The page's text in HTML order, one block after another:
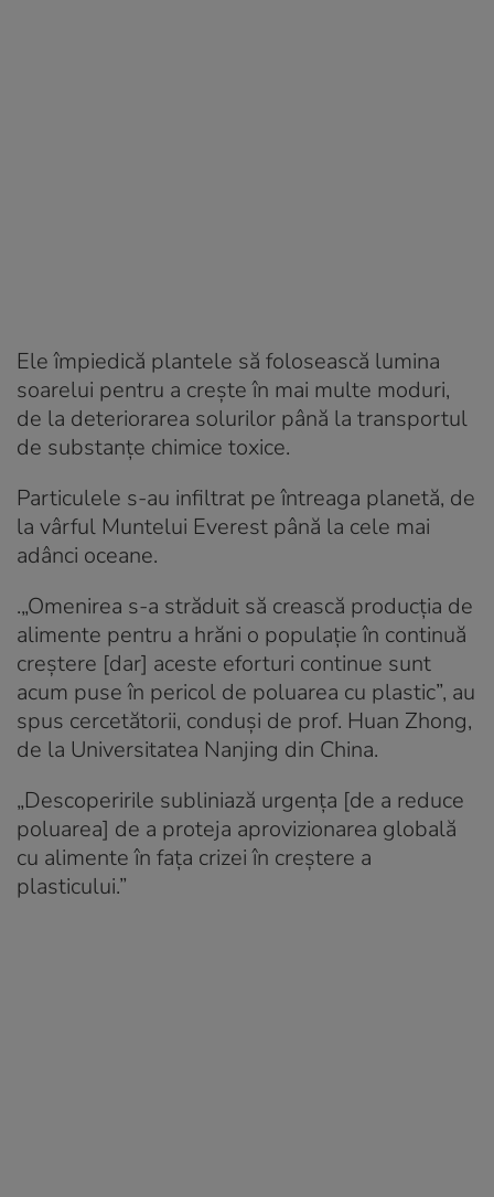
Ele împiedică plantele să folosească lumina
soarelui pentru a crește în mai multe moduri,
de la deteriorarea solurilor până la transportul
de substanțe chimice toxice.
Particulele s-au infiltrat pe întreaga planetă, de
la vârful Muntelui Everest până la cele mai
adânci oceane.
.„Omenirea s-a străduit să crească producția de
alimente pentru a hrăni o populație în continuă
creștere [dar] aceste eforturi continue sunt
acum puse în pericol de poluarea cu plastic”, au
spus cercetătorii, conduși de prof. Huan Zhong,
de la Universitatea Nanjing din China.
„Descoperirile subliniază urgența [de a reduce
poluarea] de a proteja aprovizionarea globală
cu alimente în fața crizei în creștere a
plasticului.”